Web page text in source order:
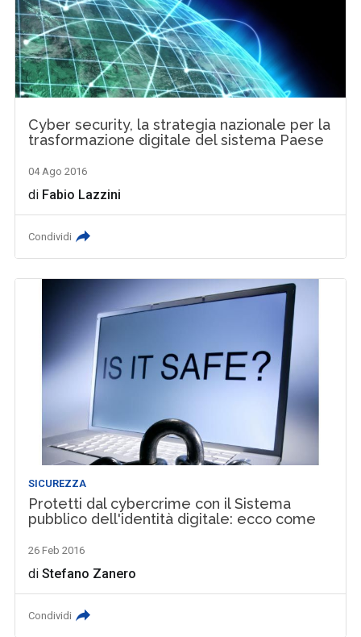
Cyber security, la strategia nazionale per la
trasformazione digitale del sistema Paese
04 Ago 2016
di Fabio Lazzini
Condividi
SICUREZZA
Protetti dal cybercrime con il Sistema
pubblico dell'identità digitale: ecco come
26 Feb 2016
diStefano Zanero
Condividi